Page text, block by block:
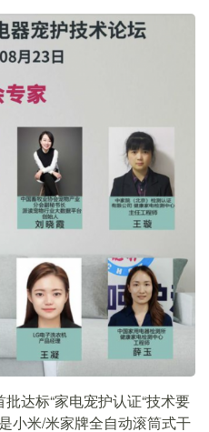
达标“家电宠护认证“技术要
小米/米家牌全自动滚筒式干